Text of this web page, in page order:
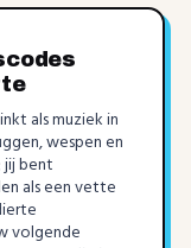
als muziek in
wespen en
jij bent
als een vette
volgende